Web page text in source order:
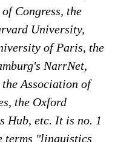
Congress, the
University,
of Paris, the
NarrNet,
the Association of
the Oxford
Hub, etc. It is no. 1
terms "linguistics